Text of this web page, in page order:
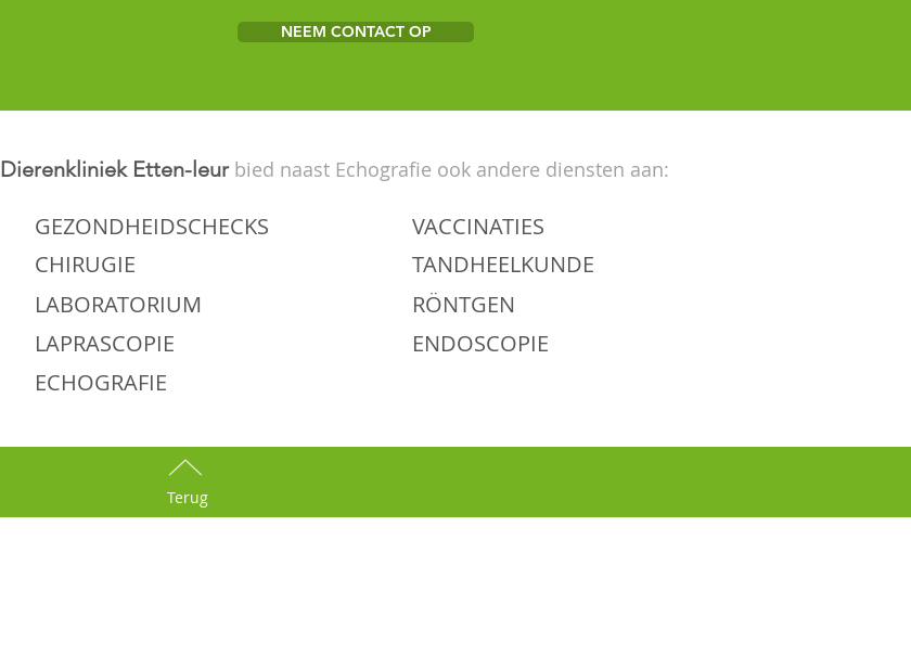
NEEM CONTACT OP
Dierenkliniek Etten-leur bied naast Echografie ook andere diensten aan:
GEZONDHEIDSCHECKS
CHIRUGIE
LABORATORIUM
LAPRASCOPIE
ECHOGRAFIE
VACCINATIES
TANDHEELKUNDE
RÖNTGEN
ENDOSCOPIE
Terug